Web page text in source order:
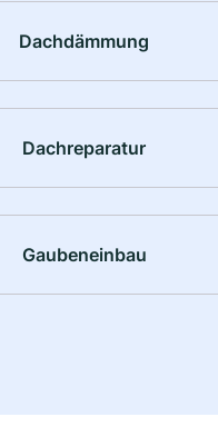
Dachdämmung
Dachreparatur
Gaubeneinbau